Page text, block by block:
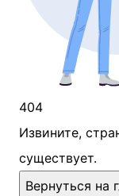
404
Извините,
существует.
Вернуться на